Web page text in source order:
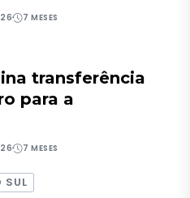
7 MESES
transferência
para a
7 MESES
SUL